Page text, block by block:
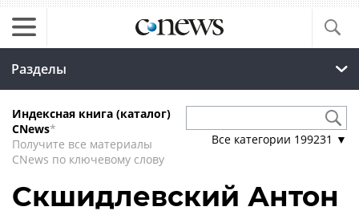
Разделы
Индексная книга (каталог)
CNews*
Получите все материалы
CNews по ключевому слову
Все категории 199231 ▼
Скшидлевский Антон